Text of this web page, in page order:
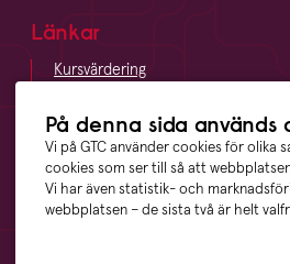
På denna sida används
Vi på GTC använder cookies för olika
cookies som ser till så att
Vi har även statistik- och
webbplatsen – de sista två är helt
Länkar
Kursvärdering
Vägbeskrivning
Visselblåsning
Våra ägare